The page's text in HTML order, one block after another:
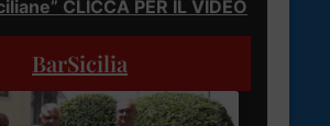
CLICCA PER IL VIDEO
BarSicilia